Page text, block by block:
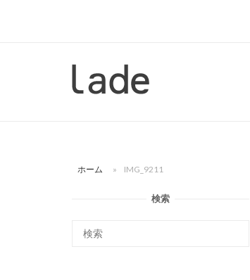
ー
ホーム » IMG_9211
検索